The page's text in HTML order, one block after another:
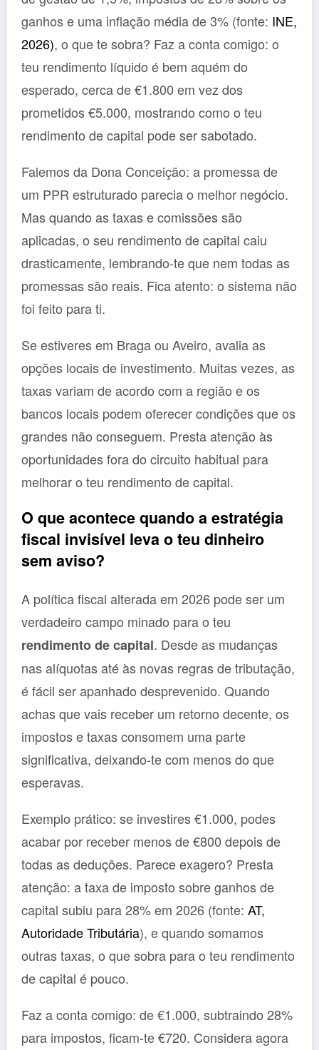
ganhos e uma inflação média de 3% (fonte: INE,
2026), o que te sobra? Faz a conta comigo: o
teu rendimento líquido é bem aquém do
esperado, cerca de €1.800 em vez dos
prometidos €5.000, mostrando como o teu
rendimento de capital pode ser sabotado.
Falemos da Dona Conceição: a promessa de
um PPR estruturado parecia o melhor negócio.
Mas quando as taxas e comissões são
aplicadas, o seu rendimento de capital caiu
drasticamente, lembrando-te que nem todas as
promessas são reais. Fica atento: o sistema não
foi feito para ti.
Se estiveres em Braga ou Aveiro, avalia as
opções locais de investimento. Muitas vezes, as
taxas variam de acordo com a região e os
bancos locais podem oferecer condições que os
grandes não conseguem. Presta atenção às
oportunidades fora do circuito habitual para
melhorar o teu rendimento de capital.
O que acontece quando a estratégia
fiscal invisível leva o teu dinheiro
sem aviso?
A política fiscal alterada em 2026 pode ser um
verdadeiro campo minado para o teu
rendimento de capital. Desde as mudanças
nas alíquotas até às novas regras de tributação,
é fácil ser apanhado desprevenido. Quando
achas que vais receber um retorno decente, os
impostos e taxas consomem uma parte
significativa, deixando-te com menos do que
esperavas.
Exemplo prático: se investires €1.000, podes
acabar por receber menos de €800 depois de
todas as deduções. Parece exagero? Presta
atenção: a taxa de imposto sobre ganhos de
capital subiu para 28% em 2026 (fonte: AT,
Autoridade Tributária), e quando somamos
outras taxas, o que sobra para o teu rendimento
de capital é pouco.
Faz a conta comigo: de €1.000, subtraindo 28%
para impostos, ficam-te €720. Considera agora